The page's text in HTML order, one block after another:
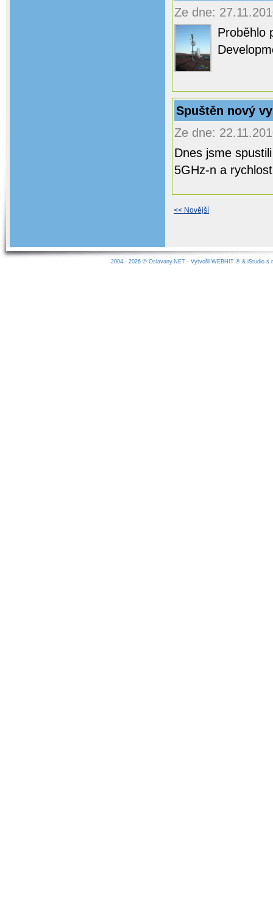
Ze dne:
Proběhlo
Spuštěn nový
Ze dne:
Dnes jsme
5GHz-n a
<< Novější
2004 - 2026 © Oslavany.NET - Vytvořil WEBHIT ® & iStudio